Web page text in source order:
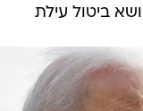
ביטול עילת